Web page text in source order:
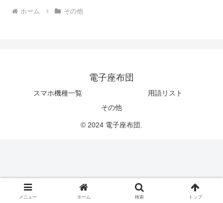
ホーム その他
電子座布団
スマホ機種一覧
用語リスト
その他
© 2024 電子座布団.
メニュー ホーム 検索 トップ